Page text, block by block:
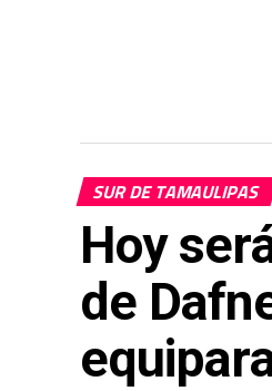
SUR DE TAMAULIPAS
Hoy
de